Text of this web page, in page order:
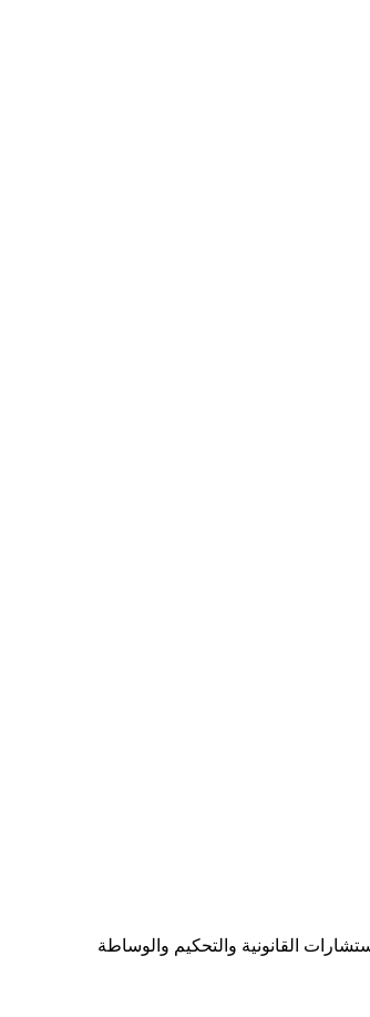
القانونية والتحكيم والوساطة